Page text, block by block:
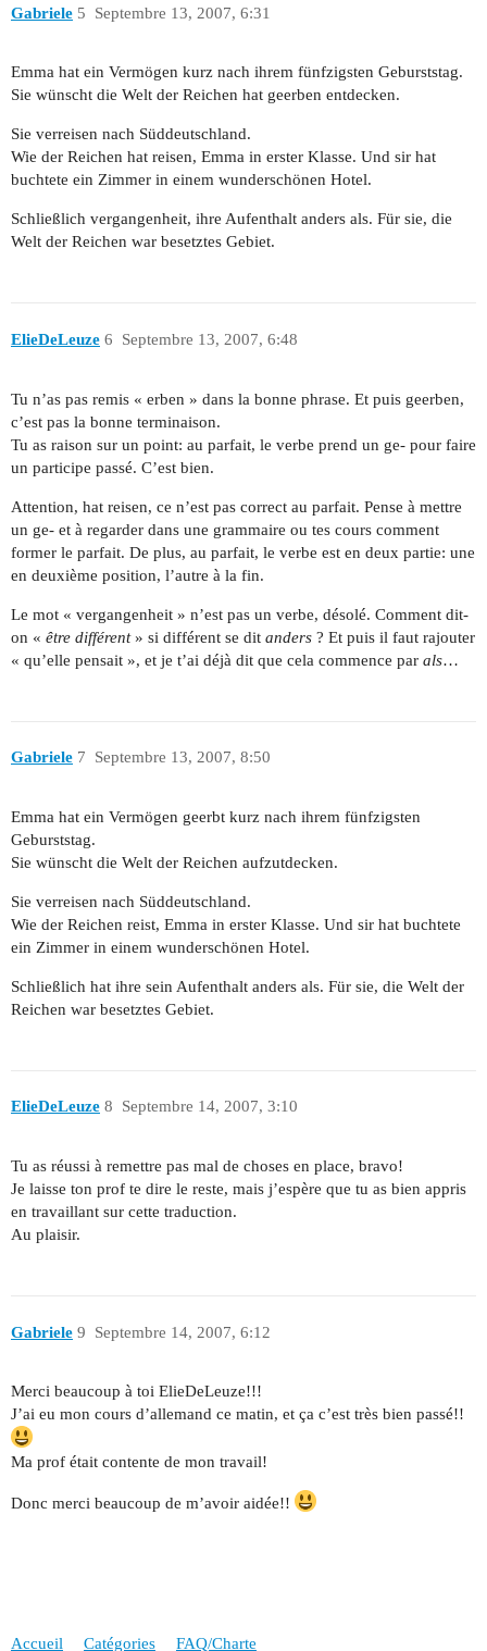
Gabriele Septembre 13, 2007, 6:31
5
Emma hat ein Vermögen kurz nach ihrem fünfzigsten Geburststag.
Sie wünscht die Welt der Reichen hat geerben entdecken.
Sie verreisen nach Süddeutschland.
Wie der Reichen hat reisen, Emma in erster Klasse. Und sir hat
buchtete ein Zimmer in einem wunderschönen Hotel.
Schließlich vergangenheit, ihre Aufenthalt anders als. Für sie, die
Welt der Reichen war besetztes Gebiet.
ElieDeLeuze Septembre 13, 2007, 6:48
6
Tu n’as pas remis « erben » dans la bonne phrase. Et puis geerben,
c’est pas la bonne terminaison.
Tu as raison sur un point: au parfait, le verbe prend un ge- pour faire
un participe passé. C’est bien.
Attention, hat reisen, ce n’est pas correct au parfait. Pense à mettre
un ge- et à regarder dans une grammaire ou tes cours comment
former le parfait. De plus, au parfait, le verbe est en deux partie: une
en deuxième position, l’autre à la fin.
Le mot « vergangenheit » n’est pas un verbe, désolé. Comment dit-
on « être différent» si différent se dit anders ? Et puis il faut rajouter
« qu’elle pensait », et je t’ai déjà dit que cela commence par als…
Gabriele Septembre 13, 2007, 8:50
7
Emma hat ein Vermögen geerbt kurz nach ihrem fünfzigsten
Geburststag.
Sie wünscht die Welt der Reichen aufzutdecken.
Sie verreisen nach Süddeutschland.
Wie der Reichen reist, Emma in erster Klasse. Und sir hat buchtete
ein Zimmer in einem wunderschönen Hotel.
Schließlich hat ihre sein Aufenthalt anders als. Für sie, die Welt der
Reichen war besetztes Gebiet.
ElieDeLeuze Septembre 14, 2007, 3:10
8
Tu as réussi à remettre pas mal de choses en place, bravo!
Je laisse ton prof te dire le reste, mais j’espère que tu as bien appris
en travaillant sur cette traduction.
Au plaisir.
Gabriele Septembre 14, 2007, 6:12
9
Merci beaucoup à toi ElieDeLeuze!!!
J’ai eu mon cours d’allemand ce matin, et ça c’est très bien passé!!
Ma prof était contente de mon travail!
Donc merci beaucoup de m’avoir aidée!!
Accueil Catégories FAQ/Charte